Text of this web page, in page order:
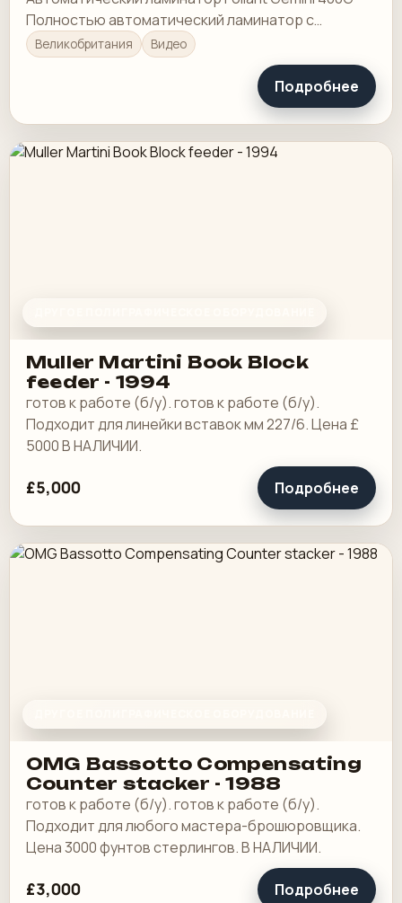
Полностью автоматический ламинатор с
цифровой печатью.
Великобритания Видео
Подробнее
Muller Martini Book Block
feeder - 1994
готов к работе (б/у). готов к работе (б/у).
Подходит для линейки вставок мм 227/6. Цена £
5000 В НАЛИЧИИ.
£5,000 Подробнее
OMG Bassotto Compensating
Counter stacker - 1988
готов к работе (б/у). готов к работе (б/у).
Подходит для любого мастера-брошюровщика.
Цена 3000 фунтов стерлингов. В НАЛИЧИИ.
£3,000 Подробнее